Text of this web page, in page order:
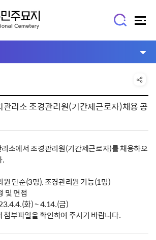
리소 조경관리원(기간제근로자)채용 공
소에서 조경관리원(기간제근로자)를 채용하오
.
원 단순(3명), 조경관리원 기능(1명)
및 면접
화) ~ 4.14.(금)
부파일을 확인하여 주시기 바랍니다.